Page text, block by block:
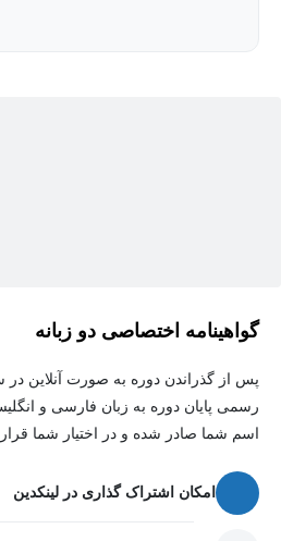
گواهینامه اختصاصی دو زبانه
پس از گذراندن دوره به صورت آنلاین
رسمی پایان دوره به زبان فارسی و
اسم شما صادر شده و در اختیار شما
امکان اشتراک گذاری در لینکدین